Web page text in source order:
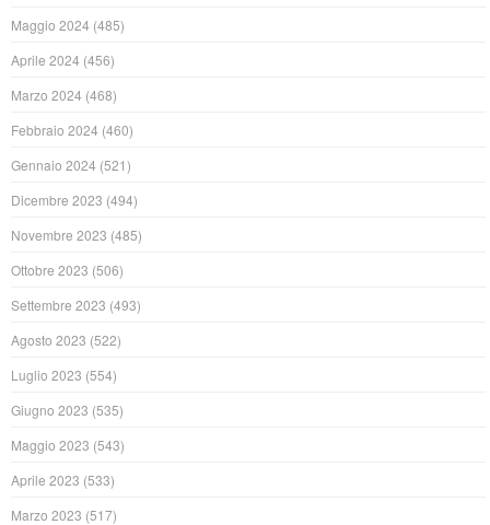
Maggio 2024 (485)
Aprile 2024 (456)
Marzo 2024 (468)
Febbraio 2024 (460)
Gennaio 2024 (521)
Dicembre 2023 (494)
Novembre 2023 (485)
Ottobre 2023 (506)
Settembre 2023 (493)
Agosto 2023 (522)
Luglio 2023 (554)
Giugno 2023 (535)
Maggio 2023 (543)
Aprile 2023 (533)
Marzo 2023 (517)